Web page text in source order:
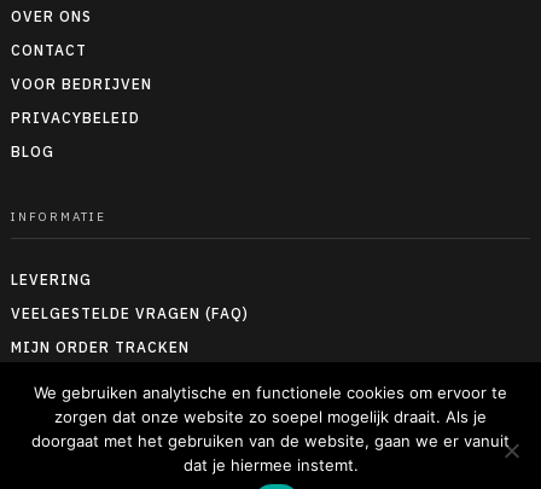
OVER ONS
CONTACT
VOOR BEDRIJVEN
PRIVACYBELEID
BLOG
INFORMATIE
LEVERING
VEELGESTELDE VRAGEN (FAQ)
MIJN ORDER TRACKEN
ALGEMENE VOORWAARDEN
MAATTABELLEN
We gebruiken analytische en functionele cookies om ervoor te
zorgen dat onze website zo soepel mogelijk draait. Als je
doorgaat met het gebruiken van de website, gaan we er vanuit
dat je hiermee instemt.